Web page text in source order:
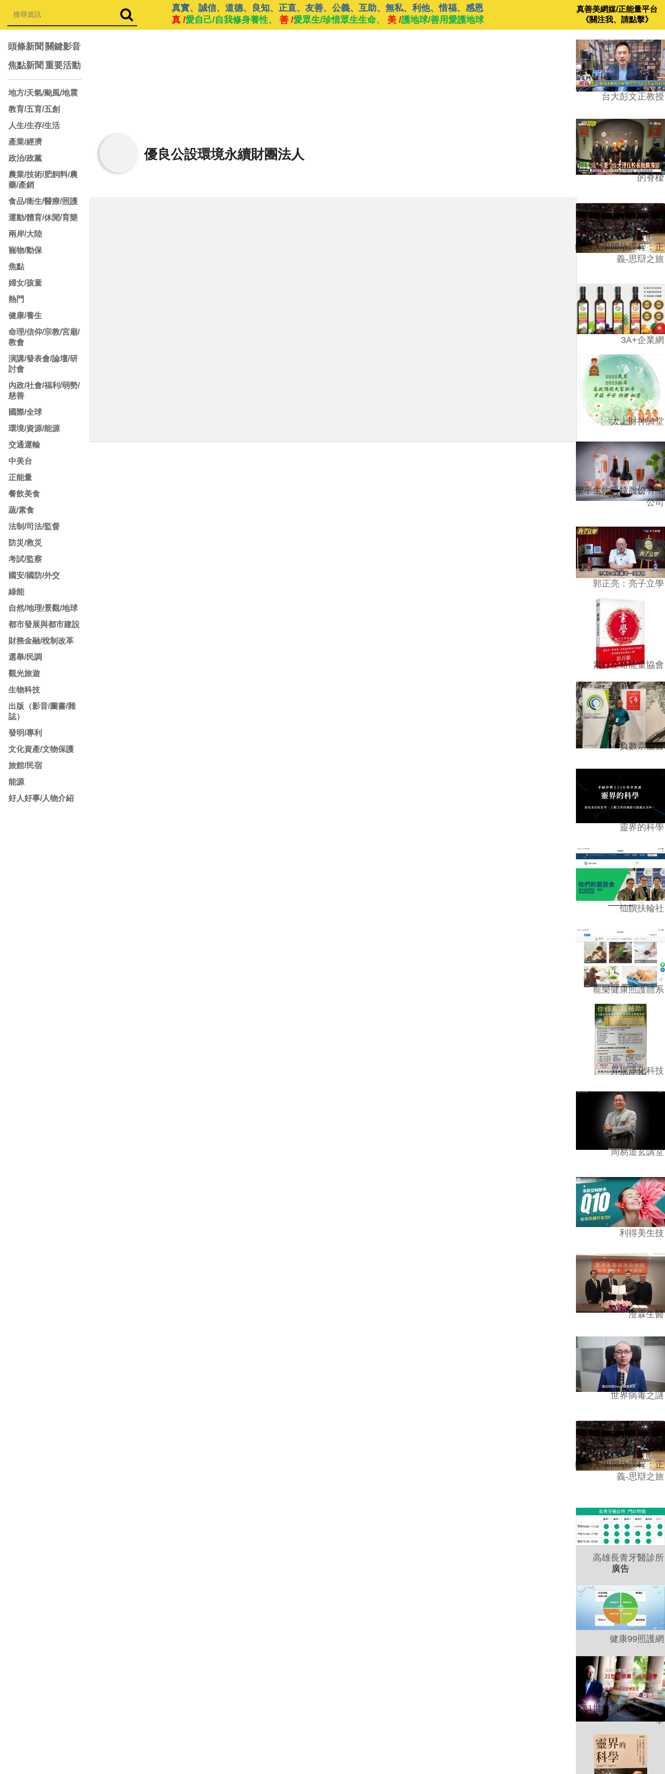
真實、誠信、道德、良知、正直、友善、公義、互助、無私、利他、惜福、感恩
真 /愛自己/自我修身養性、 善 /愛眾生/珍惜眾生生命、 美 /護地球/善用愛護地球
真善美網媒/正能量平台
《關注我、請點擊》
頭條新聞 關鍵影音
焦點新聞 重要活動
地方/天氣/颱風/地震
教育/五育/五創
人生/生存/生活
產業/經濟
政治/政黨
農業/技術/肥飼料/農
藥/產銷
食品/衛生/醫療/照護
運動/體育/休閒/育樂
兩岸/大陸
寵物/動保
焦點
婦女/孩童
熱門
健康/養生
命理/信仰/宗教/宮廟/
教會
演講/發表會/論壇/研
討會
內政/社會/福利/弱勢/
慈善
國際/全球
環境/資源/能源
交通運輸
中美台
正能量
餐飲美食
蔬/素食
法制/司法/監督
防災/救災
考試/監察
國安/國防/外交
綠能
自然/地理/景觀/地球
都市發展與都市建設
財務金融/稅制改革
選舉/民調
觀光旅遊
生物科技
出版（影音/圖書/雜
誌）
發明/專利
文化資產/文物保護
旅館/民宿
能源
好人好事/人物介紹
優良公設環境永續財團法人
台大彭文正教授
台學版的54/64》大學
的脊樑
哈佛大學開放課程：正
義-思辯之旅
3A+企業網
太上財神講堂
聖平生物科技股份有限
公司
郭正亮：亮子立學
素行生命能量協會
負數票協會
靈界的科學
仙饌扶輪社
寵樂健康照護體系
昇揚淨化科技
周易道玄講堂
利得美生技
澄霖生醫
世界病毒之謎
哈佛大學開放課程：正
義-思辯之旅
高雄長青牙醫診所
健康99照護網
21世紀領導力與倫理
學